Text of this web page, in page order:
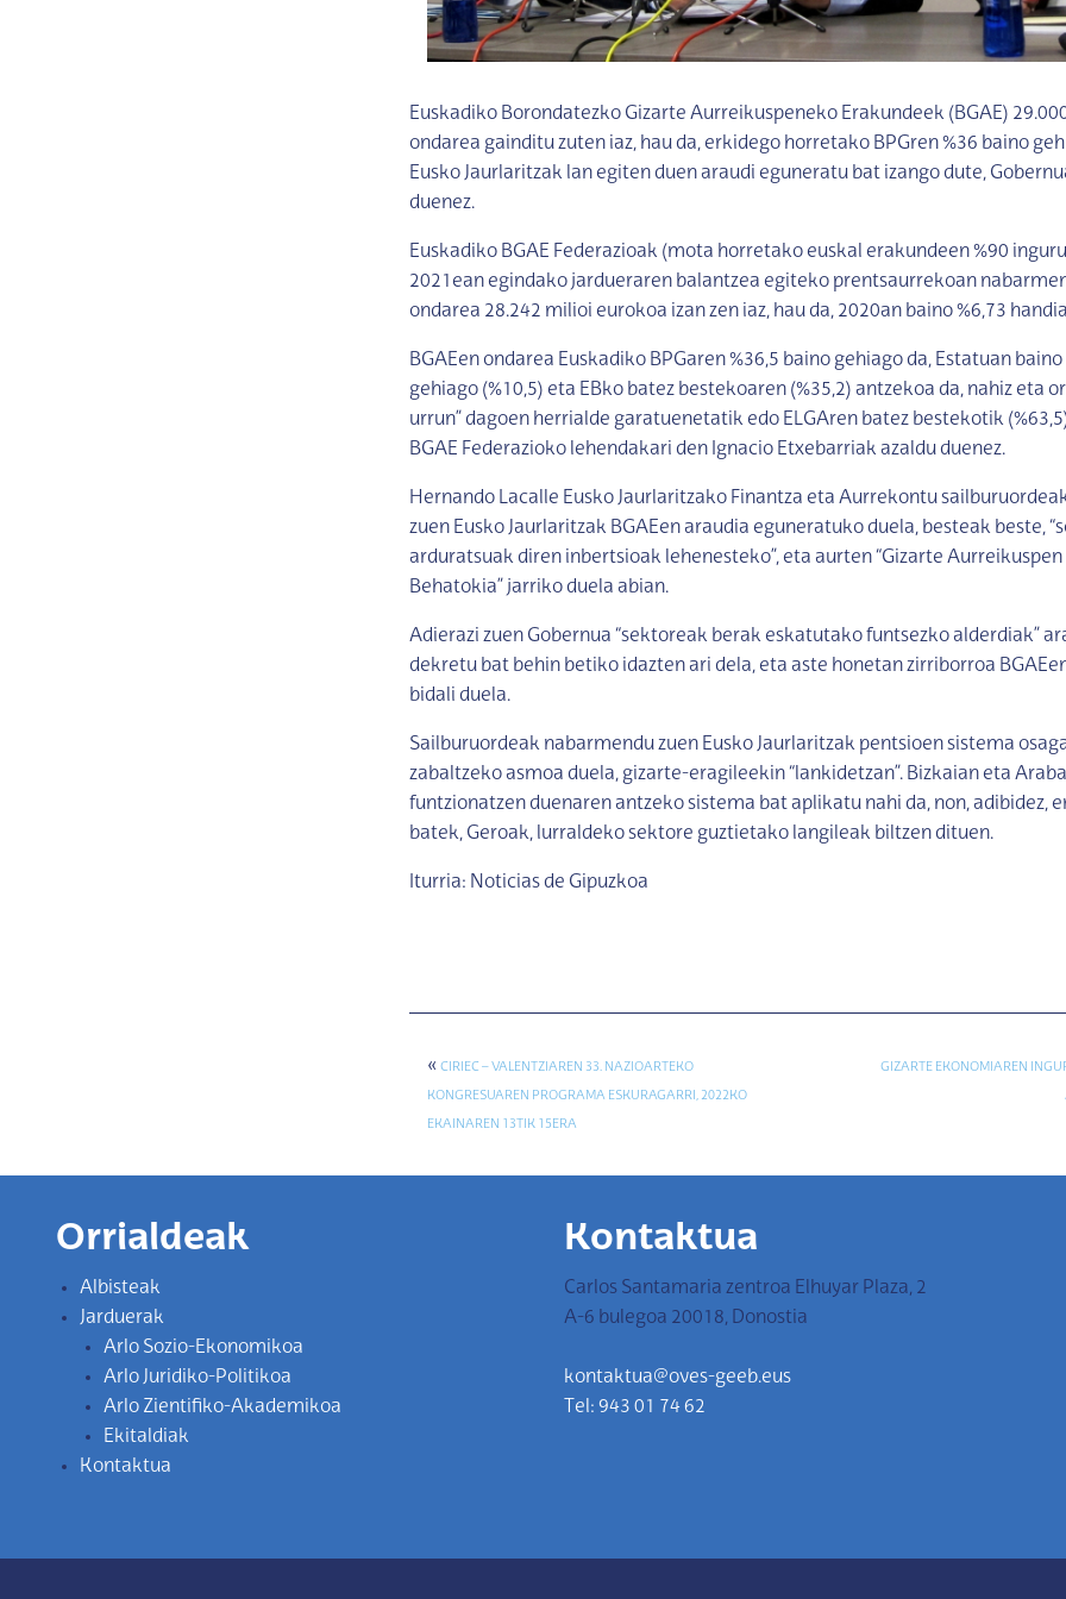
Euskadiko Borondatezko Gizarte Aurreikuspeneko Erakundeek (BGAE)
ondarea gainditu zuten iaz, hau da, erkidego horretako BPGren %36 baino
Eusko Jaurlaritzak lan egiten duen araudi eguneratu bat izango dute,
duenez.
Euskadiko BGAE Federazioak (mota horretako euskal erakundeen %90
2021ean egindako jardueraren balantzea egiteko prentsaurrekoan
ondarea 28.242 milioi eurokoa izan zen iaz, hau da, 2020an baino %6,73
BGAEen ondarea Euskadiko BPGaren %36,5 baino gehiago da, Estatuan
gehiago (%10,5) eta EBko batez bestekoaren (%35,2) antzekoa da, nahiz eta
urrun” dagoen herrialde garatuenetatik edo ELGAren batez bestekotik
BGAE Federazioko lehendakari den Ignacio Etxebarriak azaldu duenez.
Hernando Lacalle Eusko Jaurlaritzako Finantza eta Aurrekontu
zuen Eusko Jaurlaritzak BGAEen araudia eguneratuko duela, besteak beste,
arduratsuak diren inbertsioak lehenesteko”, eta aurten “Gizarte
Behatokia” jarriko duela abian.
Adierazi zuen Gobernua “sektoreak berak eskatutako funtsezko alderdiak”
dekretu bat behin betiko idazten ari dela, eta aste honetan zirriborroa
bidali duela.
Sailburuordeak nabarmendu zuen Eusko Jaurlaritzak pentsioen sistema
zabaltzeko asmoa duela, gizarte-eragileekin “lankidetzan”. Bizkaian eta
funtzionatzen duenaren antzeko sistema bat aplikatu nahi da, non, adibidez,
batek, Geroak, lurraldeko sektore guztietako langileak biltzen dituen.
Iturria: Noticias de Gipuzkoa
« CIRIEC – VALENTZIAREN 33. NAZIOARTEKO
KONGRESUAREN PROGRAMA ESKURAGARRI, 2022KO
EKAINAREN 13TIK 15ERA
GIZARTE EKONOMIAREN
Orrialdeak
Albisteak
Jarduerak
Arlo Sozio-Ekonomikoa
Arlo Juridiko-Politikoa
Arlo Zientifiko-Akademikoa
Ekitaldiak
Kontaktua
Kontaktua
Carlos Santamaria zentroa Elhuyar Plaza, 2
A-6 bulegoa 20018, Donostia
kontaktua@oves-geeb.eus
Tel: 943 01 74 62